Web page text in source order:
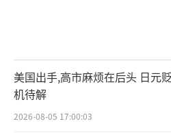
美国出手,高市麻烦在后头 日元
机待解
2026-08-05 17:00:03